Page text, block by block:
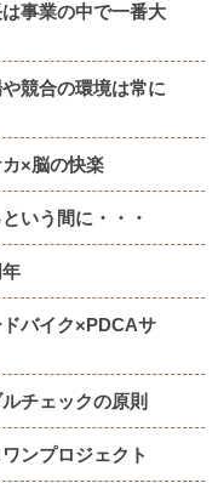
事業の中で一番大
競合の環境は常に
×脳の快楽
いう間に・・・
バイク×PDCAサ
チェックの原則
ンプロジェクト